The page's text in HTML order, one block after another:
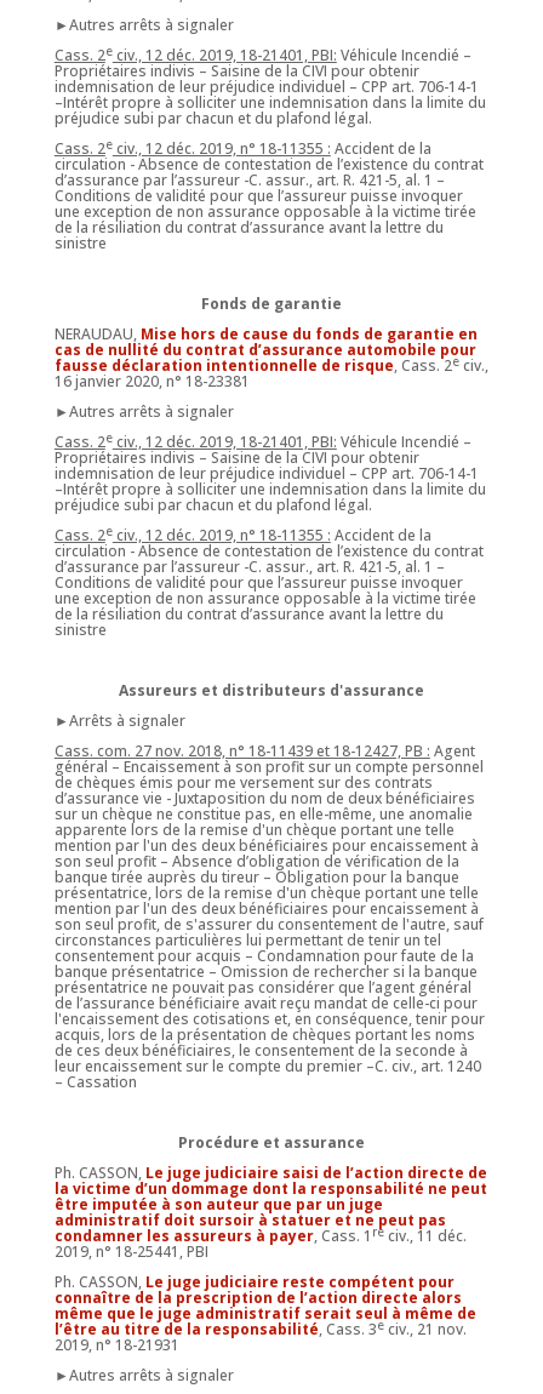
►Autres arrêts à signaler
Cass. 2eciv., 12 déc. 2019, 18-21401, PBI: Véhicule Incendié –
Propriétaires indivis – Saisine de la CIVI pour obtenir
indemnisation de leur préjudice individuel – CPP art. 706-14-1
–Intérêt propre à solliciter une indemnisation dans la limite du
préjudice subi par chacun et du plafond légal.
Cass. 2eciv., 12 déc. 2019, n° 18-11355 : Accident de la
circulation - Absence de contestation de l’existence du contrat
d’assurance par l’assureur -C. assur., art. R. 421-5, al. 1 –
Conditions de validité pour que l’assureur puisse invoquer
une exception de non assurance opposable à la victime tirée
de la résiliation du contrat d’assurance avant la lettre du
sinistre
Fonds de garantie
NERAUDAU, Mise hors de cause du fonds de garantie en
cas de nullité du contrat d’assurance automobile pour
fausse déclaration intentionnelle de risque, Cass. 2eciv.,
16 janvier 2020, n° 18-23381
►Autres arrêts à signaler
Cass. 2eciv., 12 déc. 2019, 18-21401, PBI: Véhicule Incendié –
Propriétaires indivis – Saisine de la CIVI pour obtenir
indemnisation de leur préjudice individuel – CPP art. 706-14-1
–Intérêt propre à solliciter une indemnisation dans la limite du
préjudice subi par chacun et du plafond légal.
Cass. 2eciv., 12 déc. 2019, n° 18-11355 : Accident de la
circulation - Absence de contestation de l’existence du contrat
d’assurance par l’assureur -C. assur., art. R. 421-5, al. 1 –
Conditions de validité pour que l’assureur puisse invoquer
une exception de non assurance opposable à la victime tirée
de la résiliation du contrat d’assurance avant la lettre du
sinistre
Assureurs et distributeurs d'assurance
►Arrêts à signaler
Cass. com. 27 nov. 2018, n° 18-11439 et 18-12427, PB : Agent
général – Encaissement à son profit sur un compte personnel
de chèques émis pour me versement sur des contrats
d’assurance vie - Juxtaposition du nom de deux bénéficiaires
sur un chèque ne constitue pas, en elle-même, une anomalie
apparente lors de la remise d'un chèque portant une telle
mention par l'un des deux bénéficiaires pour encaissement à
son seul profit – Absence d’obligation de vérification de la
banque tirée auprès du tireur – Obligation pour la banque
présentatrice, lors de la remise d'un chèque portant une telle
mention par l'un des deux bénéficiaires pour encaissement à
son seul profit, de s'assurer du consentement de l'autre, sauf
circonstances particulières lui permettant de tenir un tel
consentement pour acquis – Condamnation pour faute de la
banque présentatrice – Omission de rechercher si la banque
présentatrice ne pouvait pas considérer que l’agent général
de l’assurance bénéficiaire avait reçu mandat de celle-ci pour
l'encaissement des cotisations et, en conséquence, tenir pour
acquis, lors de la présentation de chèques portant les noms
de ces deux bénéficiaires, le consentement de la seconde à
leur encaissement sur le compte du premier –C. civ., art. 1240
– Cassation
Procédure et assurance
Ph. CASSON, Le juge judiciaire saisi de l’action directe de
la victime d’un dommage dont la responsabilité ne peut
être imputée à son auteur que par un juge
administratif doit sursoir à statuer et ne peut pas
condamner les assureurs à payer, Cass. 1 reciv., 11 déc.
2019, n° 18-25441, PBI
Ph. CASSON,Le juge judiciaire reste compétent pour
connaître de la prescription de l’action directe alors
même que le juge administratif serait seul à même de
l’être au titre de la responsabilité, Cass. 3eciv., 21 nov.
2019, n° 18-21931
►Autres arrêts à signaler